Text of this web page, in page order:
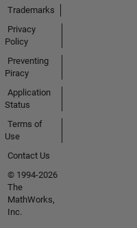
Trademarks
Privacy
Policy
Preventing
Piracy
Application
Status
Terms of
Use
Contact Us
© 1994-2026
The
MathWorks,
Inc.